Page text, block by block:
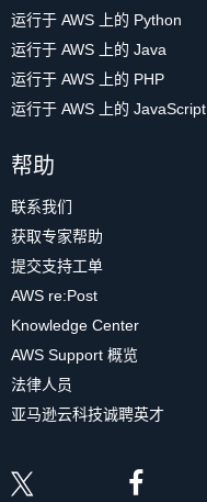
运行于 AWS 上的 Python
运行于 AWS 上的 Java
运行于 AWS 上的 PHP
运行于 AWS 上的 JavaScript
帮助
联系我们
获取专家帮助
提交支持工单
AWS re:Post
Knowledge Center
AWS Support 概览
法律人员
亚马逊云科技诚聘英才